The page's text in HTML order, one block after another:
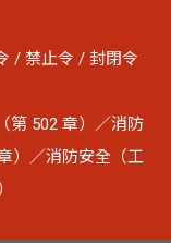
/ 禁止令 / 封閉令
第 502 章）／消防
）／消防安全（工